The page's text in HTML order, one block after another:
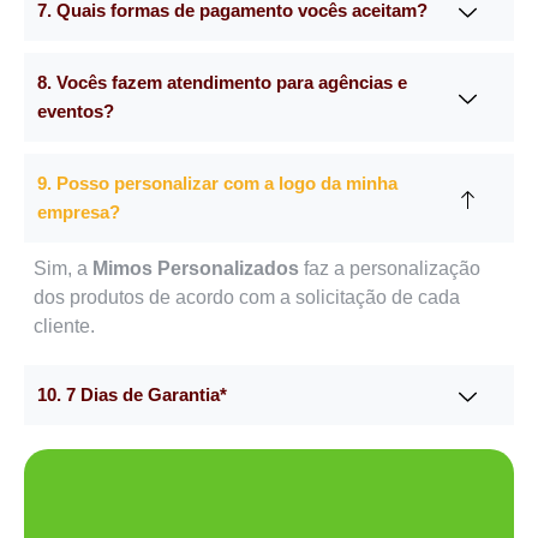
7. Quais formas de pagamento vocês aceitam?
8. Vocês fazem atendimento para agências e
eventos?
9. Posso personalizar com a logo da minha
empresa?
Sim, a Mimos Personalizados faz a personalização
dos produtos de acordo com a solicitação de cada
cliente.
10. 7 Dias de Garantia*